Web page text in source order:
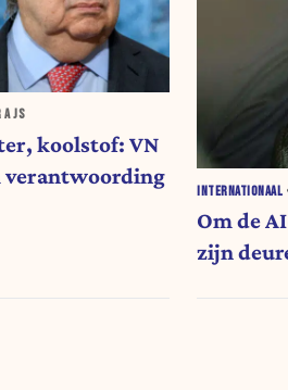
A JS
koolstof: VN
verantwoording
INTERNATIONAAL
Om de
zijn